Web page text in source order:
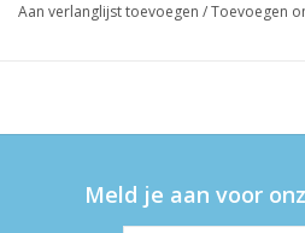
Aan verlanglijst toevoegen /Toevoegen
Meld je aan voor